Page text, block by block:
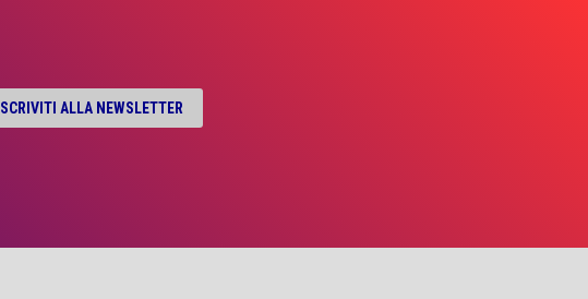
ISCRIVITI ALLA NEWSLETTER